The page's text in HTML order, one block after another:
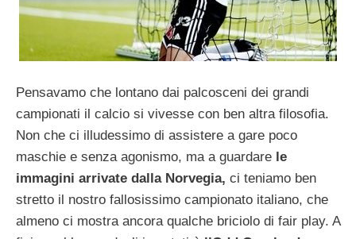
Pensavamo che lontano dai palcosceni dei grandi
campionati il calcio si vivesse con ben altra filosofia.
Non che ci illudessimo di assistere a gare poco
maschie e senza agonismo, ma a guardare le
immagini arrivate dalla Norvegia, ci teniamo ben
stretto il nostro fallosissimo campionato italiano, che
almeno ci mostra ancora qualche briciolo di fair play. A